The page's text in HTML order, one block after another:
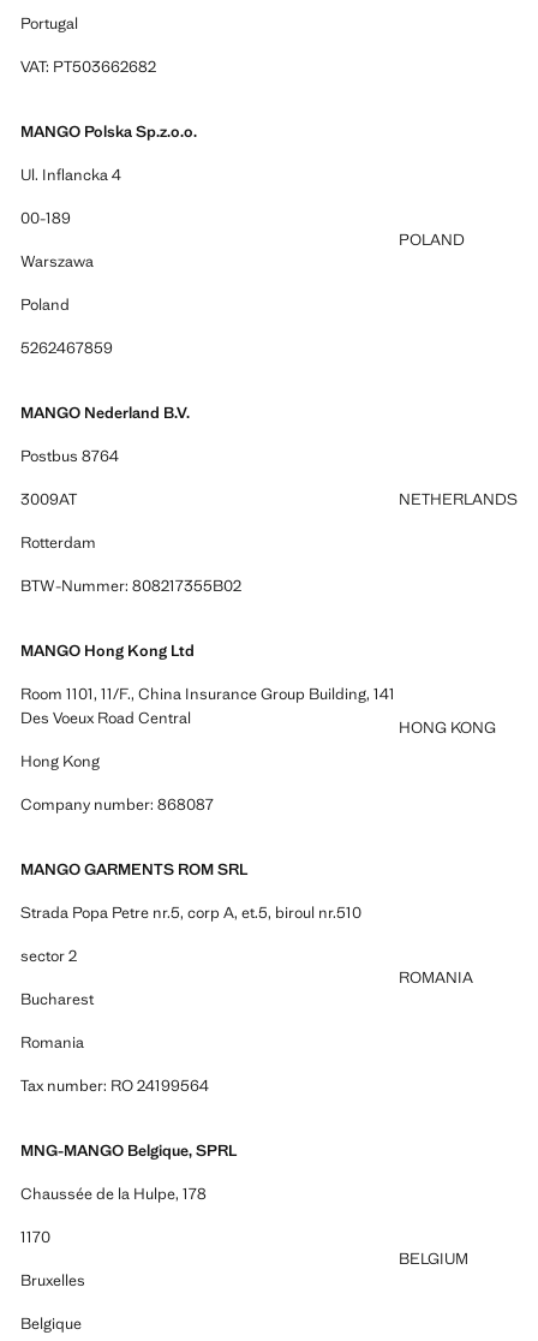
Portugal
VAT: PT503662682
MANGO Polska Sp.z.o.o.
Ul. Inflancka 4
00-189
Warszawa
Poland
5262467859
POLAND
MANGO Nederland B.V.
Postbus 8764
3009AT
Rotterdam
BTW-Nummer: 808217355B02
NETHERLANDS
MANGO Hong Kong Ltd
Room 1101, 11/F., China Insurance Group Building, 141
Des Voeux Road Central
Hong Kong
Company number: 868087
HONG KONG
MANGO GARMENTS ROM SRL
Strada Popa Petre nr.5, corp A, et.5, biroul nr.510
sector 2
Bucharest
Romania
Tax number: RO 24199564
ROMANIA
MNG-MANGO Belgique, SPRL
Chaussée de la Hulpe, 178
1170
Bruxelles
Belgique
BELGIUM